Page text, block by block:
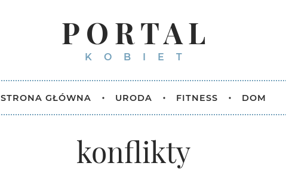
PORTAL
KOBIET
STRONA GŁÓWNA URODA FITNESS DOM
konflikty